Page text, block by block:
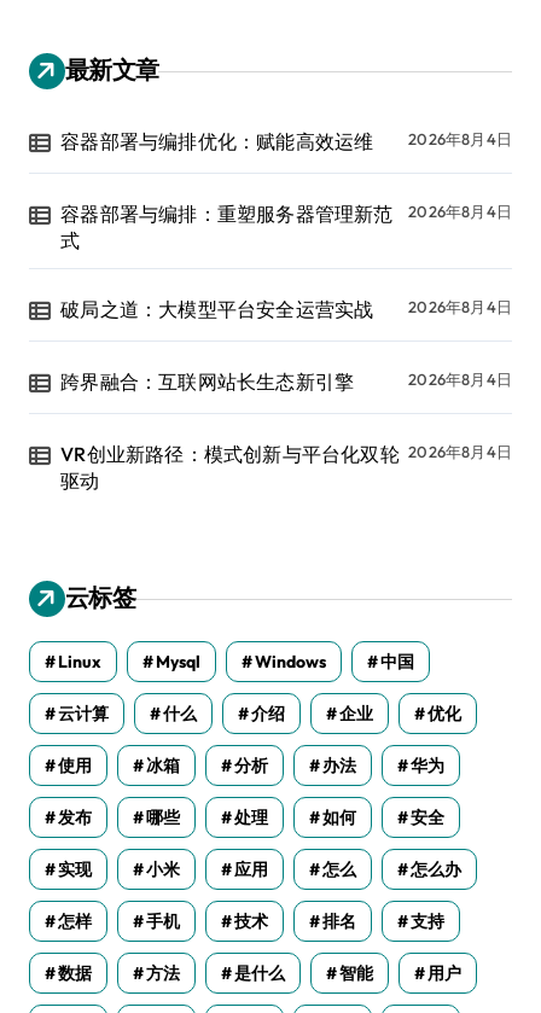
最新文章
容器部署与编排优化：赋能高效运维 2026年8月4日
容器部署与编排：重塑服务器管理新范
式
2026年8月4日
破局之道：大模型平台安全运营实战 2026年8月4日
跨界融合：互联网站长生态新引擎 2026年8月4日
VR创业新路径：模式创新与平台化双轮
驱动
2026年8月4日
云标签
Linux Mysql Windows 中国
云计算 什么 介绍 企业 优化
使用 冰箱 分析 办法 华为
发布 哪些 处理 如何 安全
实现 小米 应用 怎么 怎么办
怎样 手机 技术 排名 支持
数据 方法 是什么 智能 用户